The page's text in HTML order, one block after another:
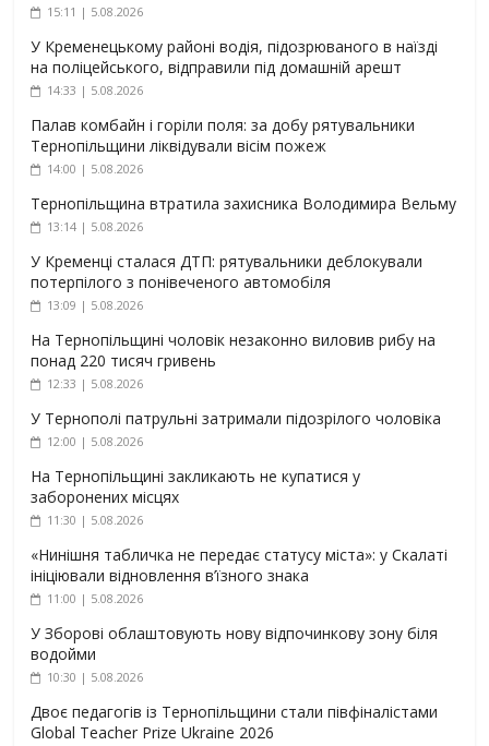
15:11 | 5.08.2026
У Кременецькому районі водія, підозрюваного в наїзді
на поліцейського, відправили під домашній арешт
14:33 | 5.08.2026
Палав комбайн і горіли поля: за добу рятувальники
Тернопільщини ліквідували вісім пожеж
14:00 | 5.08.2026
Тернопільщина втратила захисника Володимира Вельму
13:14 | 5.08.2026
У Кременці сталася ДТП: рятувальники деблокували
потерпілого з понівеченого автомобіля
13:09 | 5.08.2026
На Тернопільщині чоловік незаконно виловив рибу на
понад 220 тисяч гривень
12:33 | 5.08.2026
У Тернополі патрульні затримали підозрілого чоловіка
12:00 | 5.08.2026
На Тернопільщині закликають не купатися у
заборонених місцях
11:30 | 5.08.2026
«Нинішня табличка не передає статусу міста»: у Скалаті
ініціювали відновлення в’їзного знака
11:00 | 5.08.2026
У Зборові облаштовують нову відпочинкову зону біля
водойми
10:30 | 5.08.2026
Двоє педагогів із Тернопільщини стали півфіналістами
Global Teacher Prize Ukraine 2026